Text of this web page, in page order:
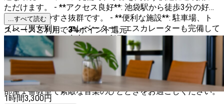
ただけます。 - **アクセス良好**: 池袋駅から徒歩3分の好立
地で、通いやすさ抜群です。 - **便利な施設**: 駐車場、ト
イレ（男女別）、エレベーター、エスカレーターも完備して
おり、どなたでも安心してご利用いただけます。 🎵 こんな
方におすすめ 🎵 - 楽器練習をしたい方 - 声楽やボイストレー
ニングを行いたい方 - グループでの演奏を楽しみたい方 音
楽を心ゆくまで楽しめる空間で、あなたの音楽の可能性を広
げてみませんか？ぜひ、グランドピアノ・エレクトーン防音
部屋１番教室で素敵な音楽のひとときをお過ごしください。
...すべて読む
スペースご利用で3%ポイント還元
1時間3,300円